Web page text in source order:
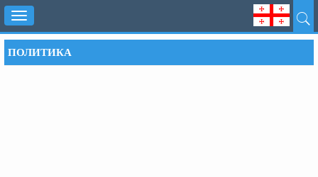
Toggle
navigation
ПОЛИТИКА